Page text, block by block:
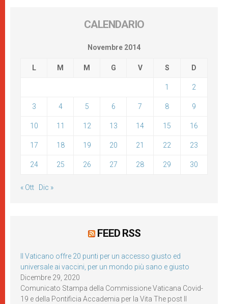
CALENDARIO
Novembre 2014
L M M G V S D
1 2
3 4 5 6 7 8 9
10 11 12 13 14 15 16
17 18 19 20 21 22 23
24 25 26 27 28 29 30
« Ott Dic »
FEED RSS
Il Vaticano offre 20 punti per un accesso giusto ed
universale ai vaccini, per un mondo più sano e giusto
Dicembre 29, 2020
Comunicato Stampa della Commissione Vaticana Covid-
19 e della Pontificia Accademia per la Vita The post Il